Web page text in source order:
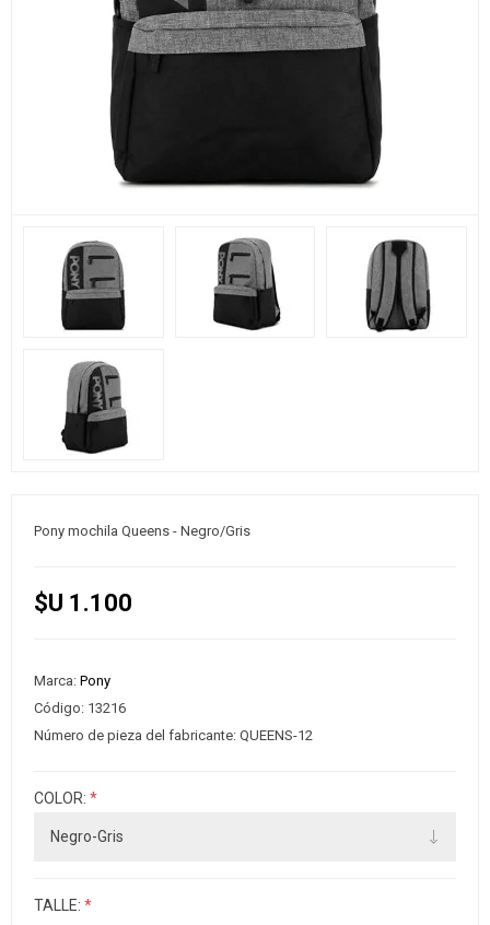
Pony mochila Queens - Negro/Gris
$U 1.100
Marca: Pony
Código: 13216
Número de pieza del fabricante: QUEENS-12
COLOR: *
TALLE: *